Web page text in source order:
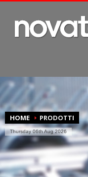
HOME PRODOTTI
Thursday 06th Aug 2026